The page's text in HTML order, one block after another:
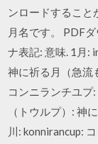
ンロードすること
月名です。 PDF
ナ表記: 意味. 1月:
神に祈る月（急流
コンニランチユプ
（トウルプ）: 神
川: konnirancup: